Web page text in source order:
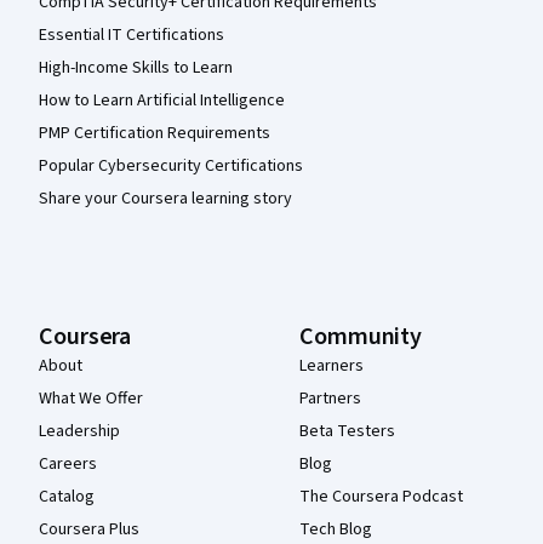
Essential IT Certifications
High-Income Skills to Learn
How to Learn Artificial Intelligence
PMP Certification Requirements
Popular Cybersecurity Certifications
Share your Coursera learning story
Coursera
About
What We Offer
Leadership
Careers
Catalog
Coursera Plus
Community
Learners
Partners
Beta Testers
Blog
The Coursera Podcast
Tech Blog